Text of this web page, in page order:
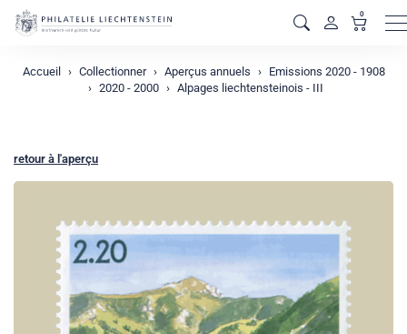
0
Accueil Collectionner Aperçus annuels
Emissions 2020 - 1908
2020 - 2000
Alpages liechtensteinois - III
retour à l'aperçu